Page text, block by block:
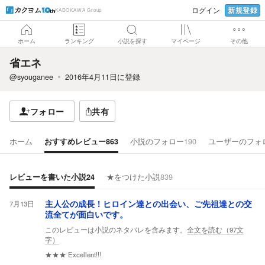
KADOKAWA Group ログイン 新規登録
ホーム ランキング 小説を探す マイページ その他
省エネ
@syouganee 2016年4月11日に登録
フォロー 共有
ホーム おすすめレビュー863 小説のフォロー190 ユーザーのフォ
レビューを書いた小説24 ★をつけた小説839
7月13日
主人公の成長！ヒロイン達との出会い、ご先祖達との交
流全てが面白いです。
このレビューは小説のネタバレを含みます。 全文を読む（97文
字）
★★★ Excellent!!!